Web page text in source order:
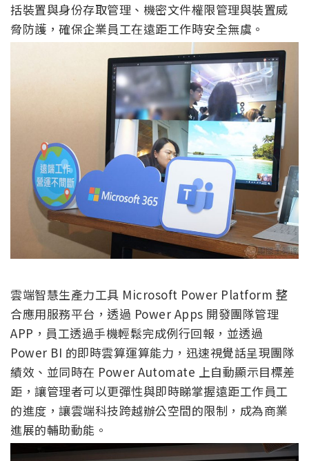
括裝置與身份存取管理、機密文件權限管理與裝置威
脅防護，確保企業員工在遠距工作時安全無虞。
雲端智慧生產力工具 Microsoft Power Platform 整
合應用服務平台，透過 Power Apps 開發團隊管理
APP，員工透過手機輕鬆完成例行回報，並透過
Power BI 的即時雲算運算能力，迅速視覺話呈現團隊
績效、並同時在 Power Automate 上自動顯示目標差
距，讓管理者可以更彈性與即時睇掌握遠距工作員工
的進度，讓雲端科技跨越辦公空間的限制，成為商業
進展的輔助動能。